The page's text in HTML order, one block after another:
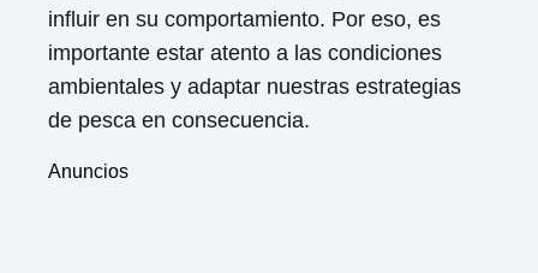
influir en su comportamiento. Por eso, es
importante estar atento a las condiciones
ambientales y adaptar nuestras estrategias
de pesca en consecuencia.
Anuncios